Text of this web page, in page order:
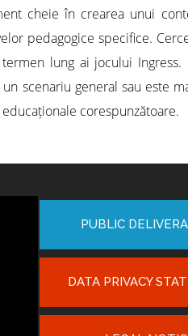
cheie în crearea unui
pedagogice specifice.
lung ai jocului Ingress.
scenariu general sau este
corespunzătoare.
PUBLIC
DATA PRIVACY